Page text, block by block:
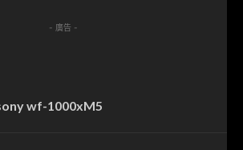
- 廣告 -
wf-1000xM5